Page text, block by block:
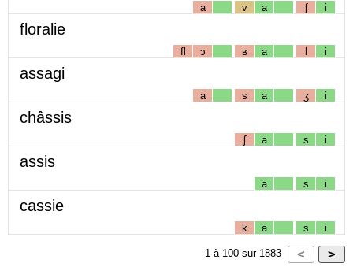
a v a ʃ i
floralie
fl ɔ ʁ a l i
assagi
a s a ʒ i
châssis
ʃ a s i
assis
a s i
cassie
k a s i
1 à 100 sur 1883